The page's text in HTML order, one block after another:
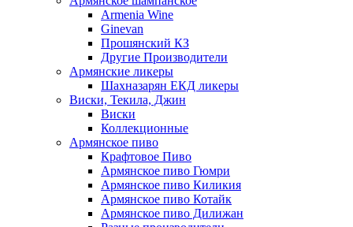
Armenia Wine
Ginevan
Прошянский КЗ
Другие Производители
Армянские ликеры
Шахназарян ЕКД ликеры
Виски, Текила, Джин
Виски
Коллекционные
Армянское пиво
Крафтовое Пиво
Армянское пиво Гюмри
Армянское пиво Киликия
Армянское пиво Котайк
Армянское пиво Дилижан